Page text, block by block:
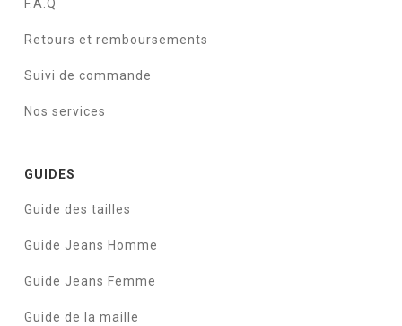
F.A.Q
Retours et remboursements
Suivi de commande
Nos services
GUIDES
Guide des tailles
Guide Jeans Homme
Guide Jeans Femme
Guide de la maille